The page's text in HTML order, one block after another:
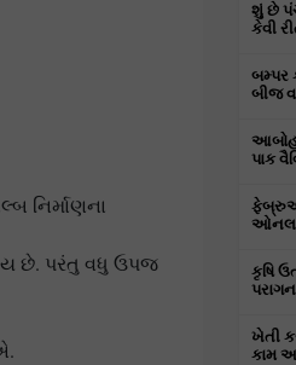
નિર્માણના
છે. પરંતુ વધુ ઉપજ
શું છે
કેવી
બમ્પર
બીજ
પાક
કૃષિ
ખેતી
કામ